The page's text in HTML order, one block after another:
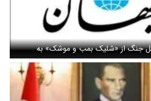
جنگ از «شلیک بمب و موشک» به
و معیشت» تغییر کرده است